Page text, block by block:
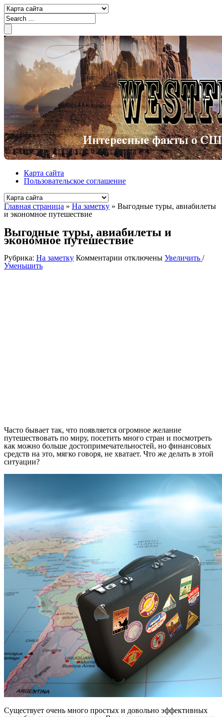
Карта сайта
Пользовательское соглашение
Главная страница » На заметку » Выгодные туры, авиабилеты
и экономное путешествие
Выгодные туры, авиабилеты и
экономное путешествие
Рубрика: На заметку Комментарии котключены Увеличить /
Уменьшить
Часто бывает так, что появляется огромное желание
путешествовать по миру, посетить много стран и посмотреть
как можно больше достопримечательностей, но финансовых
средств на это, мягко говоря, не хватает. Что же делать в этой
ситуации?
Существует очень много простых и довольно эффективных